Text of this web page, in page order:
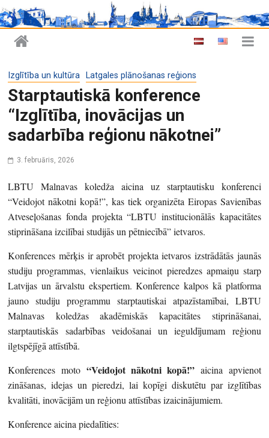
Izglītība un kultūra Latgales plānošanas reģions
Starptautiskā konference
“Izglītība, inovācijas un
sadarbība reģionu nākotnei”
3. februāris, 2026
LBTU Malnavas koledža aicina uz starptautisku konferenci
“Veidojot nākotni kopā!”, kas tiek organizēta Eiropas Savienības
Atveseļošanas fonda projekta “LBTU institucionālās kapacitātes
stiprināšana izcilībai studijās un pētniecībā” ietvaros.
Konferences mērķis ir aprobēt projekta ietvaros izstrādātās jaunās
studiju programmas, vienlaikus veicinot pieredzes apmaiņu starp
Latvijas un ārvalstu ekspertiem. Konference kalpos kā platforma
jauno studiju programmu starptautiskai atpazīstamībai, LBTU
Malnavas koledžas akadēmiskās kapacitātes stiprināšanai,
starptautiskās sadarbības veidošanai un ieguldījumam reģionu
ilgtspējīgā attīstībā.
Konferences moto “Veidojot nākotni kopā!” aicina apvienot
zināšanas, idejas un pieredzi, lai kopīgi diskutētu par izglītības
kvalitāti, inovācijām un reģionu attīstības izaicinājumiem.
Konference aicina piedalīties: